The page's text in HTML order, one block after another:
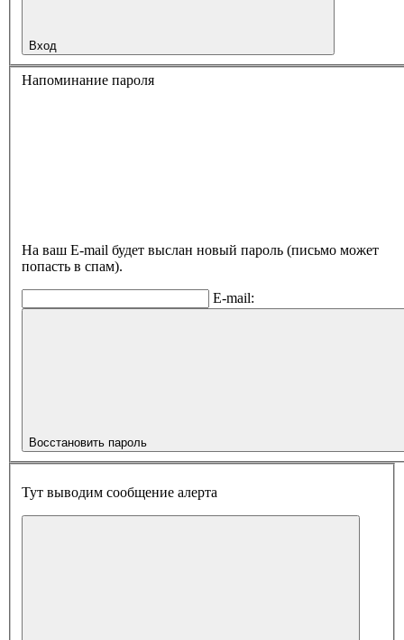
Вход
Напоминание пароля
На ваш E-mail будет выслан новый пароль (письмо может
попасть в спам).
E-mail:
Восстановить пароль
Тут выводим сообщение алерта